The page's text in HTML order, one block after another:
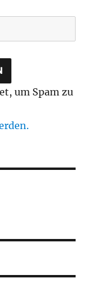
um Spam zu